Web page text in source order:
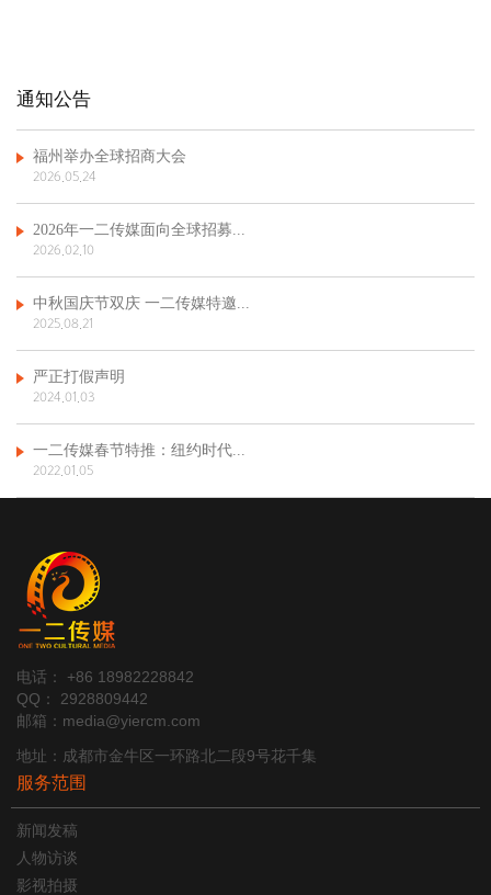
通知公告
福州举办全球招商大会
2026.05.24
2026年一二传媒面向全球招募...
2026.02.10
中秋国庆节双庆 一二传媒特邀...
2025.08.21
严正打假声明
2024.01.03
一二传媒春节特推：纽约时代...
2022.01.05
电话： +86 18982228842
QQ： 2928809442
邮箱：media@yiercm.com
地址：成都市金牛区一环路北二段9号花千集
服务范围
新闻发稿
人物访谈
影视拍摄